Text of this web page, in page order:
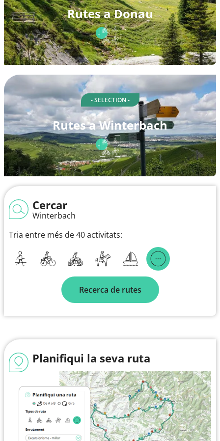
Rutes a Donau
- SELECTION -
Rutes a Winterbach
Cercar
Winterbach
Tria entre més de 40 activitats:
Recerca de rutes
Planifiqui la seva ruta